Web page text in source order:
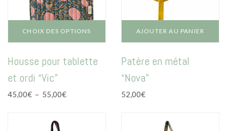
la
produit
CHOIX DES OPTIONS
produit
variations.
peuvent
Housse pour tablette
et ordi “Vic”
45,00€ – 55,00€Plage
AJOUTER AU PANIER
Patère en métal
“Nova”
52,00€